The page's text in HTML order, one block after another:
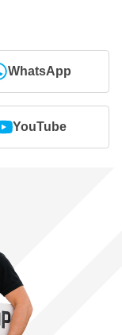
WhatsApp
YouTube